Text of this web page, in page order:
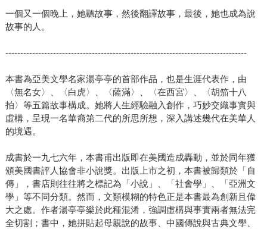
一個又一個晚上，她聽故事，然後翻譯故事，最後，她也成為說
故事的人。
---------------------------------------------------------------------------------
本書為亞美文學名家湯亭亭的首部作品，也是生涯代表作，由
〈無名女〉、〈白虎〉、〈薩滿〉、〈在西宮〉、〈胡笳十八
拍〉等五篇故事構成。她將人生經驗融入創作，巧妙交織事實與
虛構，呈現一名華裔第二代的所思所想，深入講述幾代在美華人
的境遇。
成書於一九七六年，本書甫出版即在美國造成轟動，並於同年獲
頒美國書評人協會非小說獎。出版上市之初，本書被歸類於「自
傳」，書店則往往將之標記為「小說」、「社會學」、「亞洲文
學」等不同分類。然而，文類模糊的特色正是本書最為創新且偉
大之處。作者湯亭亭樂於此種混淆，強調虛構與事實兩者無法完
全切割；書中，她拼貼起母親說的故事、中國傳說與古典文學、